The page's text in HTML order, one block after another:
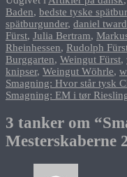
Baden, bedste tyske
spätburgunder, daniel
Fürst, Julia Bertram,
Rheinhessen, Rudolph
Burggarten, Weingut Fürst,
knipser, Weingut Wöhrle,
Smagning: Hvor står tysk
Smagning: EM i tør
3 tanker om “
Mesterskaberne